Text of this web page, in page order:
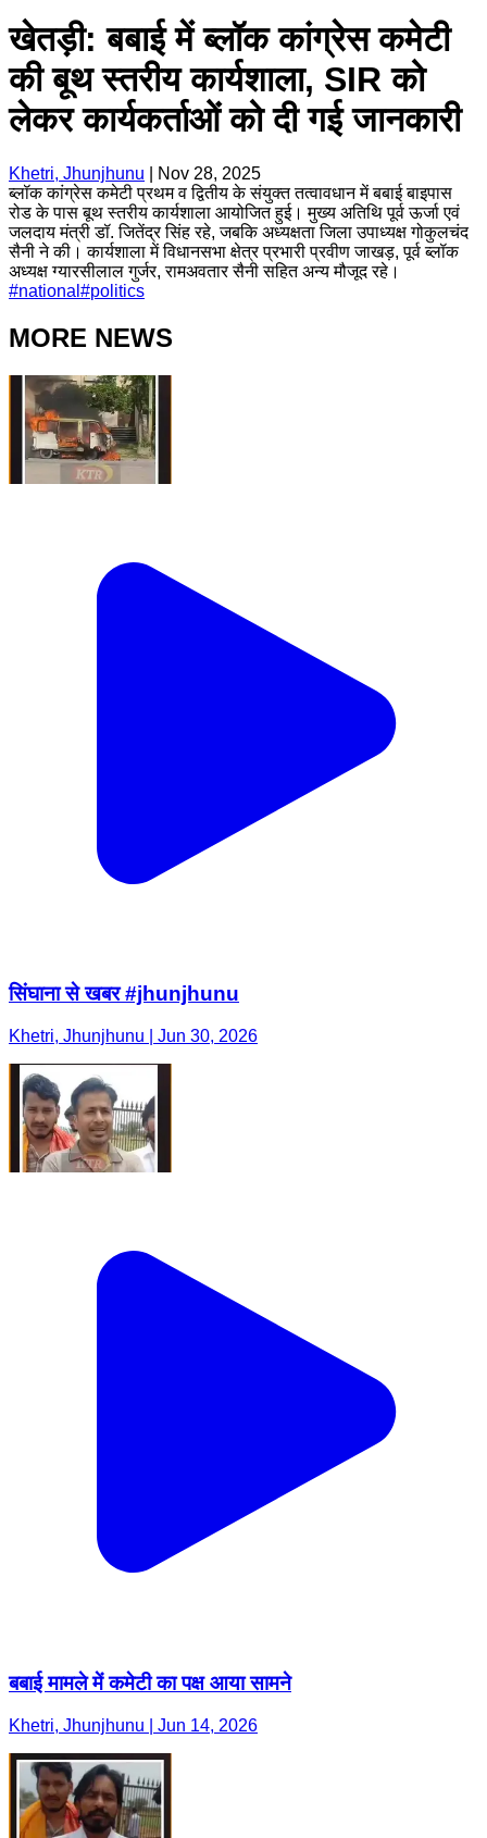
खेतड़ी: बबाई में ब्लॉक कांग्रेस कमेटी
की बूथ स्तरीय कार्यशाला, SIR को
लेकर कार्यकर्ताओं को दी गई जानकारी
Khetri, Jhunjhunu
Nov 28, 2025
ब्लॉक कांग्रेस कमेटी प्रथम व द्वितीय के संयुक्त तत्वावधान में बबाई बाइपास
रोड के पास बूथ स्तरीय कार्यशाला आयोजित हुई। मुख्य अतिथि पूर्व ऊर्जा एवं
जलदाय मंत्री डॉ. जितेंद्र सिंह रहे, जबकि अध्यक्षता जिला उपाध्यक्ष गोकुलचंद
सैनी ने की। कार्यशाला में विधानसभा क्षेत्र प्रभारी प्रवीण जाखड़, पूर्व ब्लॉक
अध्यक्ष ग्यारसीलाल गुर्जर, रामअवतार सैनी सहित अन्य मौजूद रहे।
#national #politics
MORE NEWS
सिंघाना से खबर #jhunjhunu
Khetri, Jhunjhunu | Jun 30, 2026
बबाई मामले में कमेटी का पक्ष आया सामने
Khetri, Jhunjhunu | Jun 14, 2026